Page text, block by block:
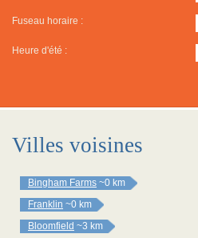
Fuseau horaire :
Heure d'été :
Villes voisines
Bingham Farms ~0 km
Franklin ~0 km
Bloomfield ~3 km